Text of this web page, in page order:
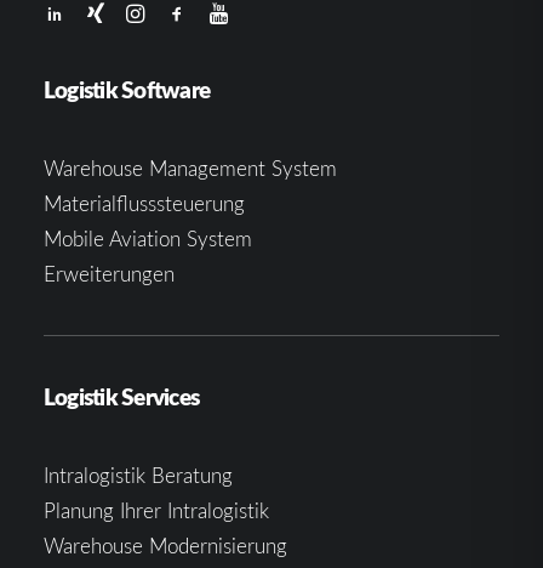
Logistik Software
Warehouse Management System
Materialflusssteuerung
Mobile Aviation System
Erweiterungen
Logistik Services
Intralogistik Beratung
Planung Ihrer Intralogistik
Warehouse Modernisierung